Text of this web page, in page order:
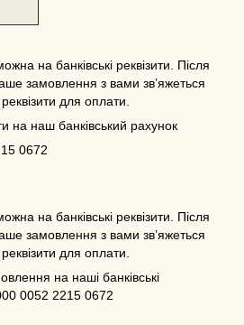
на банківські реквізити. Після
замовлення з вами зв’яжеться
для оплати.
на наш банківський рахунок
0672
на банківські реквізити. Після
замовлення з вами зв’яжеться
для оплати.
на наші банківські
0052 2215 0672